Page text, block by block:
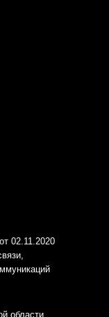
02.11.2020
области